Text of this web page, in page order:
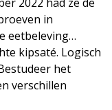
in
eetbeleving…
kipsaté. Logisch
het
verschillen